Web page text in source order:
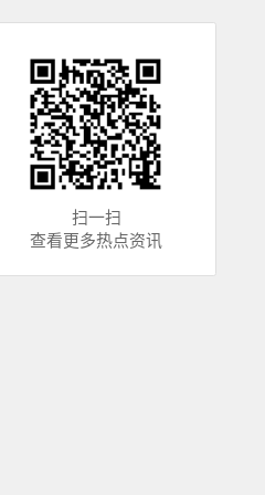
扫一扫
查看更多热点资讯